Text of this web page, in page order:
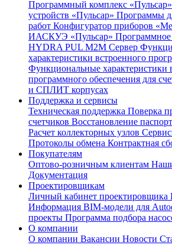
Программный комплекс «Пульсар»
устройств «Пульсар» Программы
работ Конфигуратор приборов
ИАСКУЭ «Пульсар» Программное
HYDRA PUL M2M Сервер
характеристики встроенного
Функциональные характеристики
программного обеспечения для
и СПЛИТ корпусах
Поддержка и сервисы
Техническая поддержка Поверка
счетчиков Восстановление
Расчет коллекторных узлов
Протоколы обмена Контрактная
Покупателям
Оптово-розничным клиентам
Документация
Проектировщикам
Личный кабинет проектировщика
Информация BIM-модели для
проекты Программа подбора
О компании
О компании Вакансии Новости